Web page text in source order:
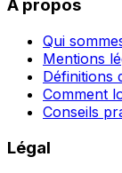
À propos
Qui
Mentions
Définitions
Comment
Conseils
Légal